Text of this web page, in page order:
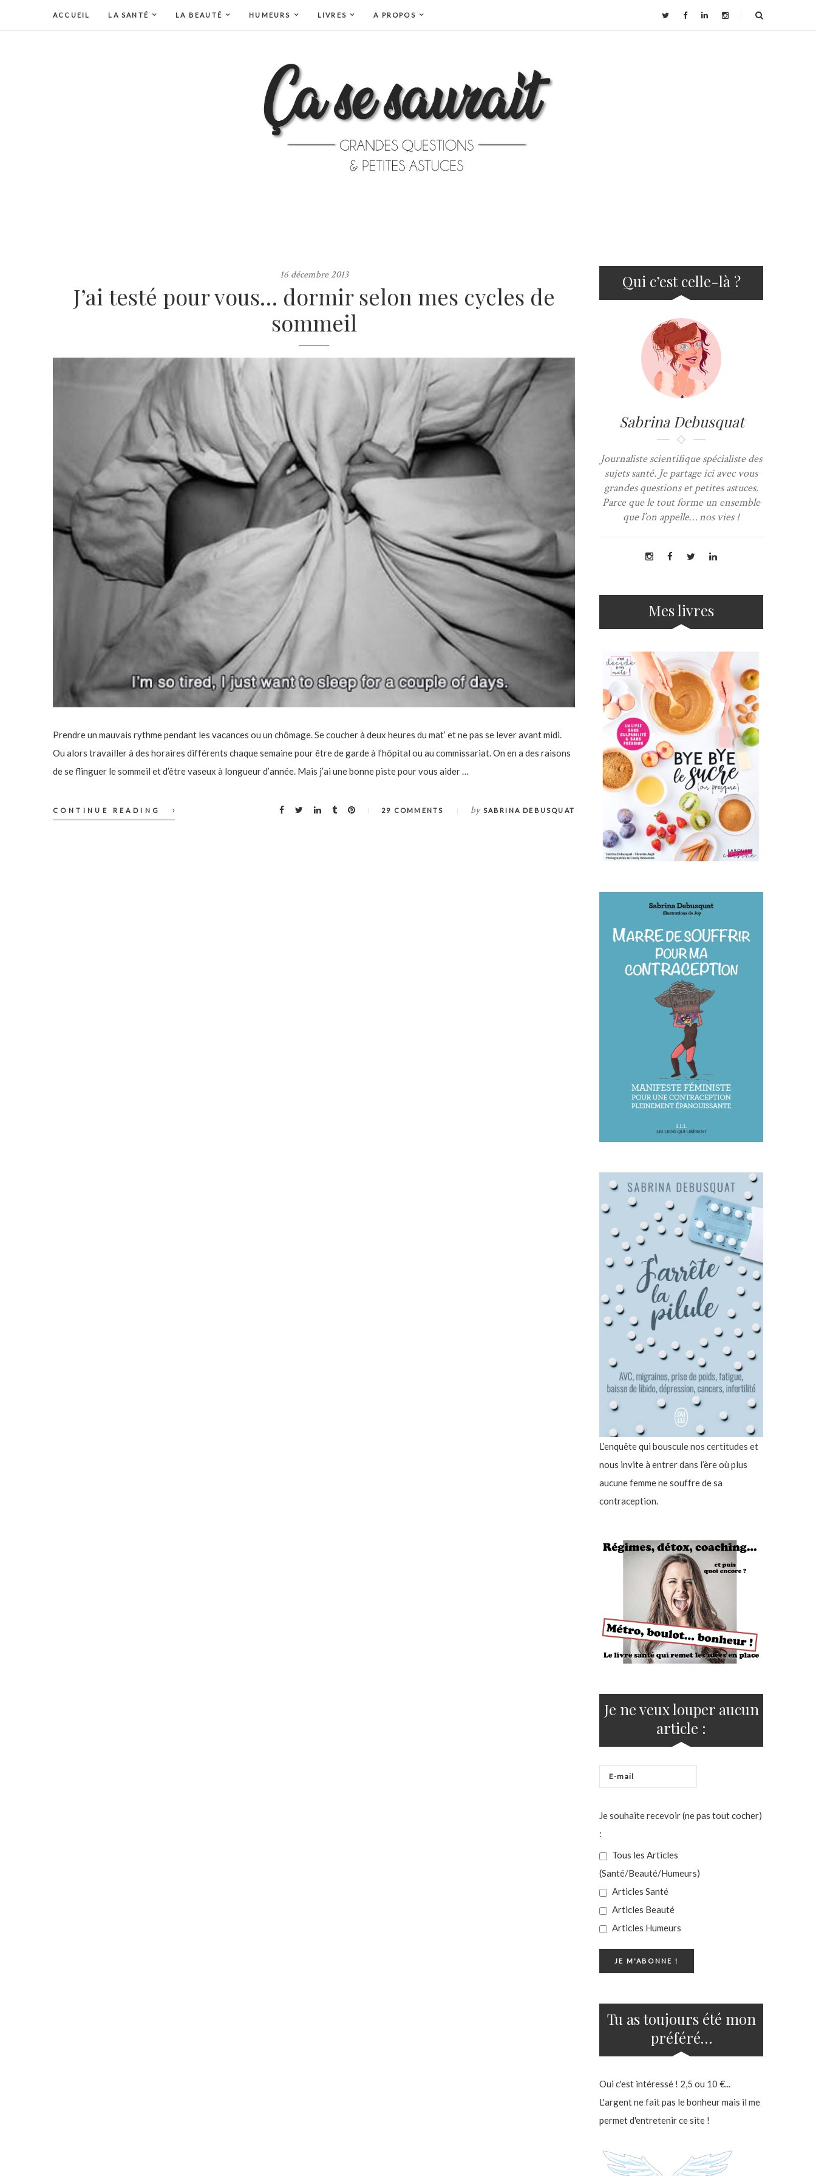
ACCUEIL LA SANTÉ LA BEAUTÉ HUMEURS LIVRES A PROPOS
16 décembre 2013
J’ai testé pour vous… dormir selon mes cycles de
sommeil
Prendre un mauvais rythme pendant les vacances ou un chômage. Se coucher à deux heures du mat’ et ne pas se lever avant midi.
Ou alors travailler à des horaires différents chaque semaine pour être de garde à l’hôpital ou au commissariat. On en a des raisons
de se flinguer le sommeil et d’être vaseux à longueur d’année. Mais j’ai une bonne piste pour vous aider …
CONTINUE READING 29 COMMENTS by SABRINA DEBUSQUAT
Qui c’est celle-là ?
Sabrina Debusquat
Journaliste scientifique spécialiste des
sujets santé. Je partage ici avec vous
grandes questions et petites astuces.
Parce que le tout forme un ensemble
que l’on appelle… nos vies !
Mes livres
L’enquête qui bouscule nos certitudes et
nous invite à entrer dans l’ère où plus
aucune femme ne souffre de sa
contraception.
Je ne veux louper aucun
article :
Je souhaite recevoir (ne pas tout cocher)
:
Tous les Articles
(Santé/Beauté/Humeurs)
Articles Santé
Articles Beauté
Articles Humeurs
Tu as toujours été mon
préféré…
Oui c'est intéressé ! 2,5 ou 10 €...
L'argent ne fait pas le bonheur mais il me
permet d'entretenir ce site !